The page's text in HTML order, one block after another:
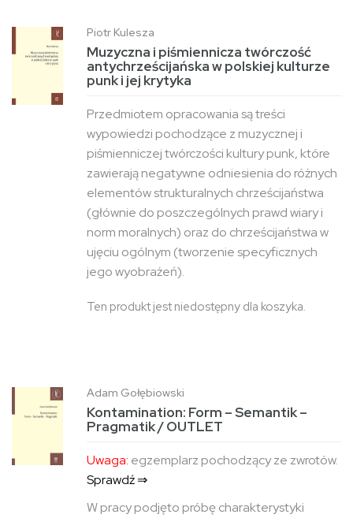
Piotr Kulesza
Muzyczna i piśmiennicza twórczość
antychrześcijańska w polskiej kulturze
punk i jej krytyka
Przedmiotem opracowania są treści
wypowiedzi pochodzące z muzycznej i
piśmienniczej twórczości kultury punk, które
zawierają negatywne odniesienia do różnych
elementów strukturalnych chrześcijaństwa
(głównie do poszczególnych prawd wiary i
norm moralnych) oraz do chrześcijaństwa w
ujęciu ogólnym (tworzenie specyficznych
jego wyobrażeń).
Ten produkt jest niedostępny dla koszyka.
Adam Gołębiowski
Kontamination: Form – Semantik –
Pragmatik / OUTLET
Uwaga: egzemplarz pochodzący ze zwrotów.
Sprawdź ⇒
W pracy podjęto próbę charakterystyki